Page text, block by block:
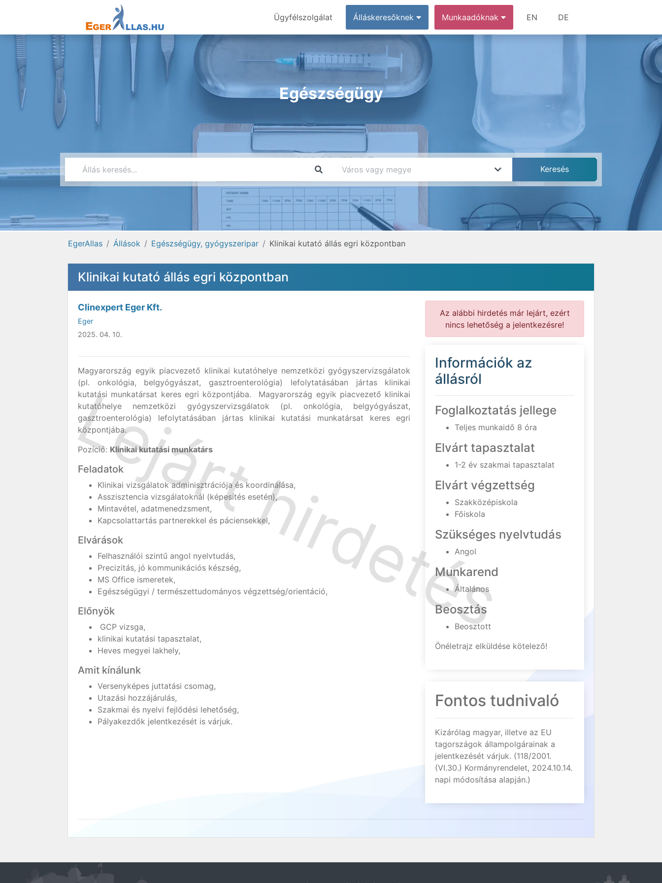
Ügyfélszolgálat Álláskeresőknek Munkaadóknak EN DE
Egészségügy
EgerAllas Állások Egészségügy, gyógyszeripar Klinikai kutató állás egri központban
Klinikai kutató állás egri központban
Clinexpert Eger Kft.
Eger
2025. 04. 10.
Magyarország egyik piacvezető klinikai kutatóhelye nemzetközi gyógyszervizsgálatok
(pl. onkológia, belgyógyászat, gasztroenterológia) lefolytatásában jártas klinikai
kutatási munkatársat keres egri központjába. Magyarország egyik piacvezető klinikai
kutatóhelye nemzetközi gyógyszervizsgálatok (pl. onkológia, belgyógyászat,
gasztroenterológia) lefolytatásában jártas klinikai kutatási munkatársat keres egri
központjába.
Pozíció: Klinikai kutatási munkatárs
Feladatok
Klinikai vizsgálatok adminisztrációja és koordinálása,
Asszisztencia vizsgálatoknál (képesítés esetén),
Mintavétel, adatmenedzsment,
Kapcsolattartás partnerekkel és páciensekkel,
Elvárások
Felhasználói szintű angol nyelvtudás,
Precizitás, jó kommunikációs készség,
MS Office ismeretek,
Egészségügyi / természettudományos végzettség/orientáció,
Előnyök
GCP vizsga,
klinikai kutatási tapasztalat,
Heves megyei lakhely,
Amit kínálunk
Versenyképes juttatási csomag,
Utazási hozzájárulás,
Szakmai és nyelvi fejlődési lehetőség,
Pályakezdők jelentkezését is várjuk.
Az alábbi hirdetés már lejárt, ezért
nincs lehetőség a jelentkezésre!
Információk az
állásról
Foglalkoztatás jellege
Teljes munkaidő 8 óra
Elvárt tapasztalat
1-2 év szakmai tapasztalat
Elvárt végzettség
Szakközépiskola
Főiskola
Szükséges nyelvtudás
Angol
Munkarend
Általános
Beosztás
Beosztott
Önéletrajz elküldése kötelező!
Fontos tudnivaló
Kizárólag magyar, illetve az EU
tagországok állampolgárainak a
jelentkezését várjuk. (118/2001.
(VI.30.) Kormányrendelet, 2024.10.14.
napi módosítása alapján.)